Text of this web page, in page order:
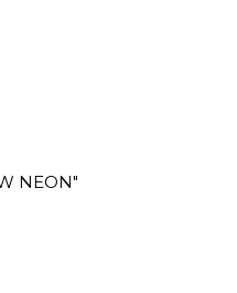
NEON"